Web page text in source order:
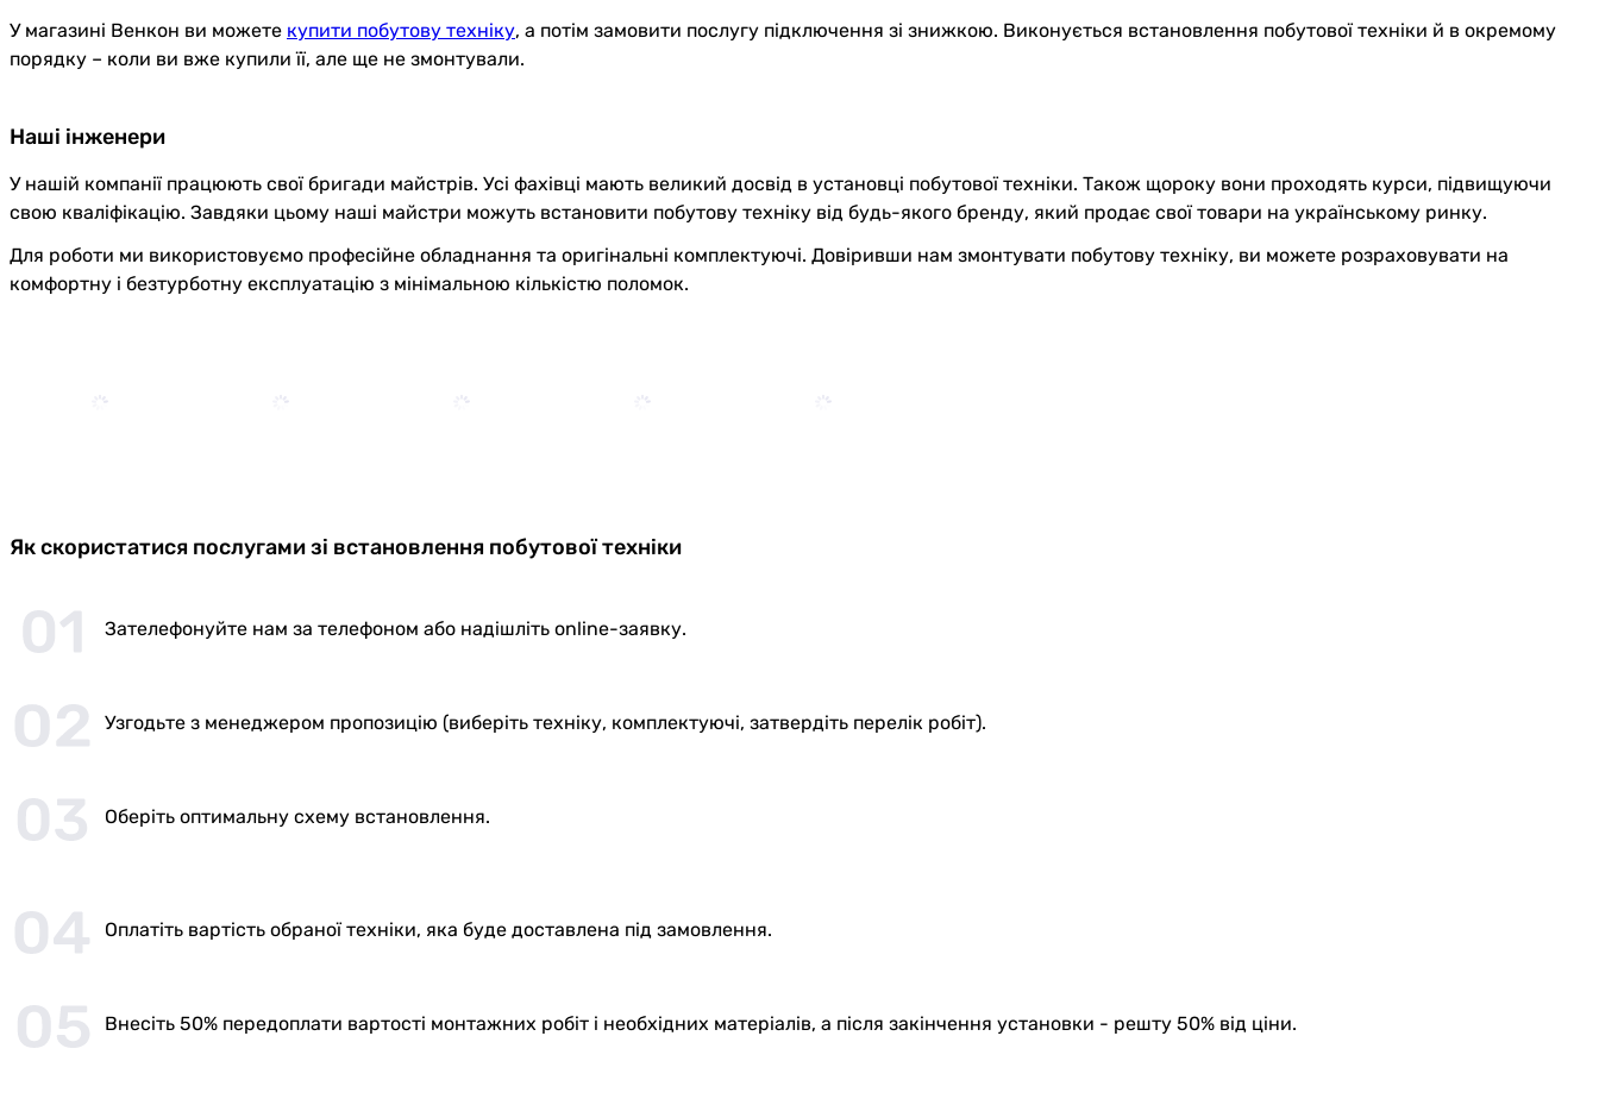
У магазині Венкон ви можете купити побутову техніку, а потім замовити послугу підключення зі знижкою. Виконується встановлення побутової техніки й в окремому
порядку – коли ви вже купили її, але ще не змонтували.
Наші інженери
У нашій компанії працюють свої бригади майстрів. Усі фахівці мають великий досвід в установці побутової техніки. Також щороку вони проходять курси, підвищуючи
свою кваліфікацію. Завдяки цьому наші майстри можуть встановити побутову техніку від будь-якого бренду, який продає свої товари на українському ринку.
Для роботи ми використовуємо професійне обладнання та оригінальні комплектуючі. Довіривши нам змонтувати побутову техніку, ви можете розраховувати на
комфортну і безтурботну експлуатацію з мінімальною кількістю поломок.
Як скористатися послугами зі встановлення побутової техніки
Зателефонуйте нам за телефоном або надішліть online-заявку.
Узгодьте з менеджером пропозицію (виберіть техніку, комплектуючі, затвердіть перелік робіт).
Оберіть оптимальну схему встановлення.
Оплатіть вартість обраної техніки, яка буде доставлена під замовлення.
Внесіть 50% передоплати вартості монтажних робіт і необхідних матеріалів, а після закінчення установки - решту 50% від ціни.